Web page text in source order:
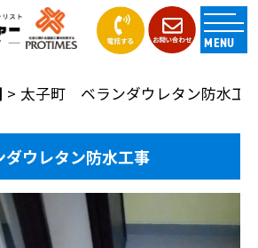
MENU
太子町 ベランダウレタン防水工
ウレタン防水工事